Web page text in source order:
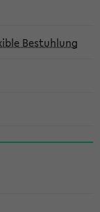
Bestuhlung